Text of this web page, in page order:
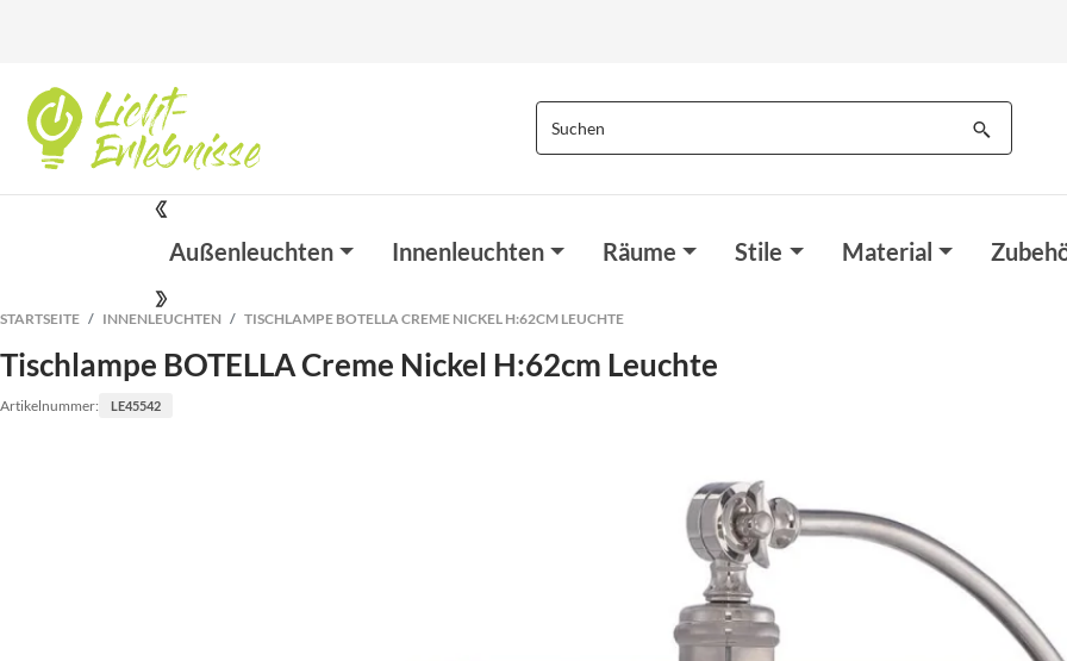
Außenleuchten Innenleuchten Räume Stile Material
STARTSEITE INNENLEUCHTEN TISCHLAMPE BOTELLA CREME NICKEL H:62CM LEUCHTE
Tischlampe BOTELLA Creme Nickel H:62cm Leuchte
Artikelnummer: LE45542